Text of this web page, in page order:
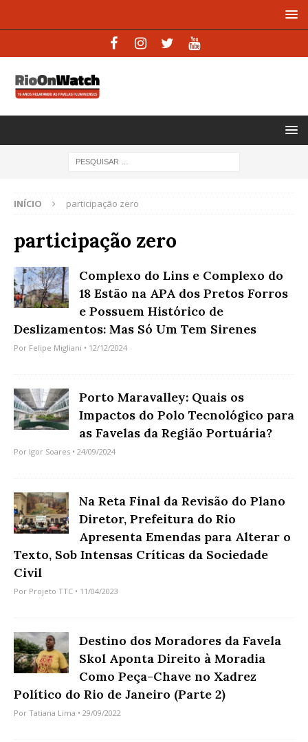
INÍCIO participação zero
participação zero
Complexo do Lins e Complexo do
18 Estão na APA dos Pretos Forros
e Possuem Histórico de
Deslizamentos: Mas Só Um Tem Sirenes
Por Felipe Migliani • 12/12/2024
Porto Maravalley: Quais os
Impactos do Polo Tecnológico para
as Favelas da Região Portuária?
Por Igor Soares • 24/09/2024
Na Reta Final da Revisão do Plano
Diretor, Prefeitura do Rio
Apresenta Emendas para Alterar o
Texto, Sob Intensas Críticas da Sociedade
Civil
Por Projeto TTC • 11/04/2023
Destino dos Moradores da Favela
Skol Aponta Direito à Moradia
Como Peça-Chave no Xadrez
Político do Rio de Janeiro (Parte 2)
Por Tatiana Lima • 29/09/2022